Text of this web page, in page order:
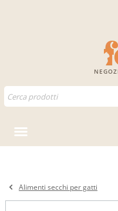
Alimenti secchi per gatti